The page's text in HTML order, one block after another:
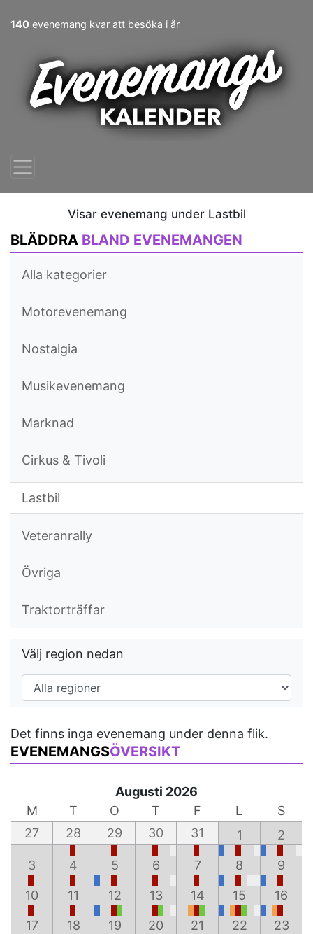
140 evenemang kvar att besöka i år
Visar evenemang under Lastbil
BLÄDDRA BLAND EVENEMANGEN
Alla kategorier
Motorevenemang
Nostalgia
Musikevenemang
Marknad
Cirkus & Tivoli
Lastbil
Veteranrally
Övriga
Traktorträffar
Välj region nedan
Det finns inga evenemang under denna flik.
EVENEMANGSÖVERSIKT
Augusti 2026
M
T O T F L
S
27
28 29 30 31 1 2
3 4 5 6 7 8 9
10 11 12 13 14 15 16
17 18 19 20 21 22 23